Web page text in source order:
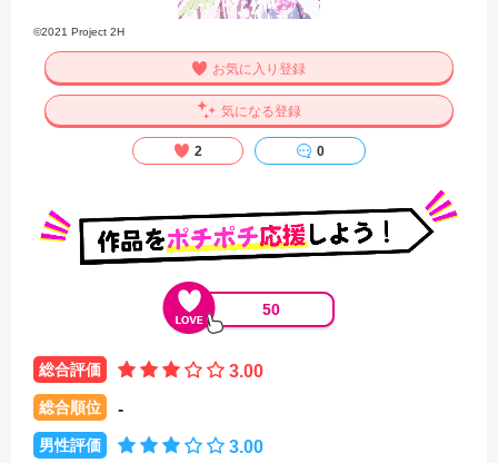
©2021 Project 2H
お気に入り登録
気になる登録
2 0
50
総合評価 3.00
総合順位 -
男性評価 3.00